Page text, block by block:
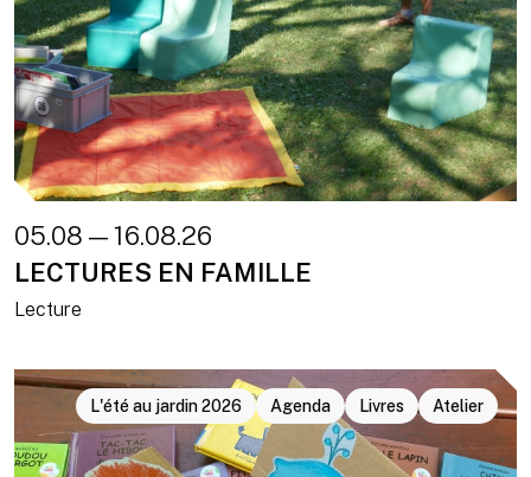
05.08 — 16.08.26
LECTURES EN FAMILLE
Lecture
L'été au jardin 2026 Agenda Livres Atelier